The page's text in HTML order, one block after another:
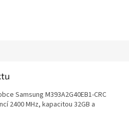
Samsung M393A2G40EB1-CRC
2400 MHz, kapacitou 32GB a